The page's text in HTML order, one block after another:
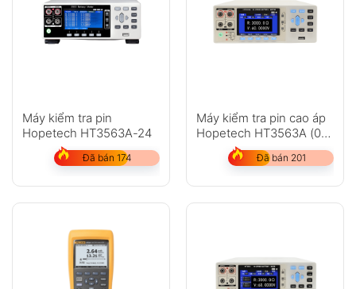
Máy kiểm tra pin
Hopetech HT3563A-24
Đã bán 174
Máy kiểm tra pin cao áp
Hopetech HT3563A (0-
Đã bán 201